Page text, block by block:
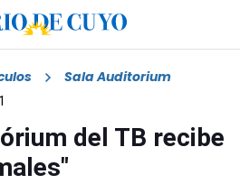
Sala Auditorium
del TB recibe